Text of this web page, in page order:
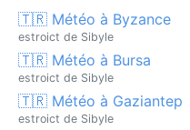
🇹🇷 Météo à Byzance
estroict de Sibyle
🇹🇷 Météo à Bursa
estroict de Sibyle
🇹🇷 Météo à Gaziantep
estroict de Sibyle